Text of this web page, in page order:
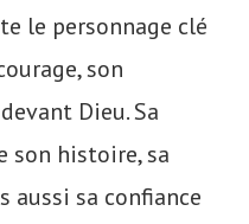
le personnage clé
son
Dieu. Sa
son histoire, sa
aussi sa confiance